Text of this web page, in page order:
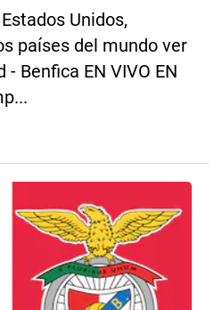
Unidos,
países del mundo ver
Benfica EN VIVO EN